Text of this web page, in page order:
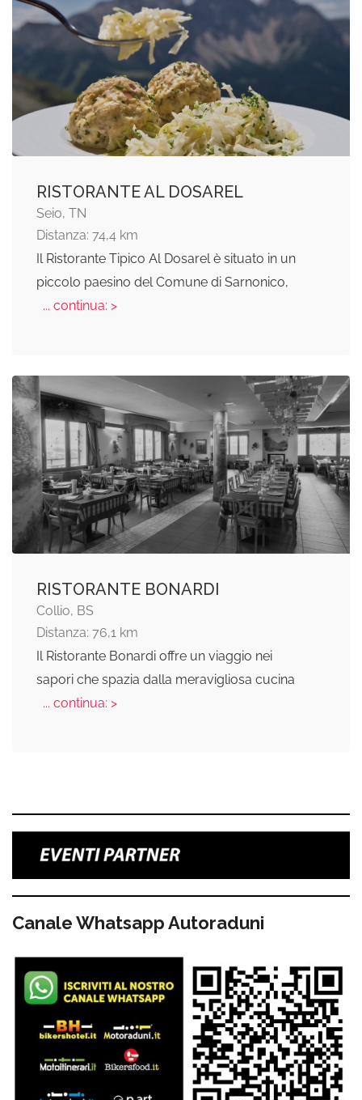
RISTORANTE AL DOSAREL
Seio, TN
Distanza: 74,4 km
Il Ristorante Tipico Al Dosarel è situato in un
piccolo paesino del Comune di Sarnonico,
... continua: >
RISTORANTE BONARDI
Collio, BS
Distanza: 76,1 km
Il Ristorante Bonardi offre un viaggio nei
sapori che spazia dalla meravigliosa cucina
... continua: >
Canale Whatsapp Autoraduni